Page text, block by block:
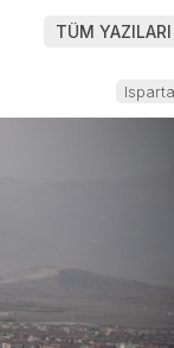
TÜM YAZILARI
Isparta